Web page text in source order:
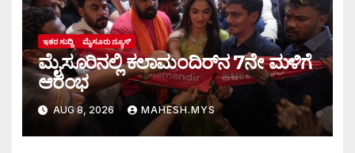
ಇತರ ಸುದ್ದಿ ಮೈಸೂರು ನ್ಯೂಸ್
ಮೈಸೂರಿನಲ್ಲಿ ಕಲಾಮಂದಿರ್‌ನ 7ನೇ ಮಳಿಗೆ
ಆರಂಭ
AUG 8, 2026 MAHESH.MYS